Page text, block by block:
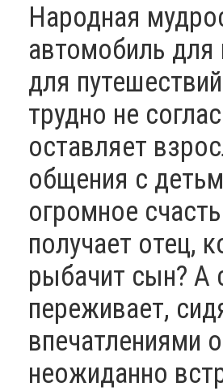
Народная
автомобиль для
для
трудно не
оставляет
общения с
огромное
получает отец,
рыбачит сын? А
переживает,
впечатлениями
неожиданно